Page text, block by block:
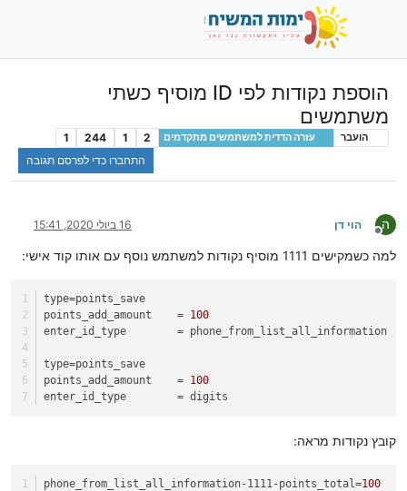
הוספת נקודות לפי ID מוסיף כשתי
משתמשים
הועבר עזרה הדדית למשתמשים מתקדמים 2
1
244
1
התחברו כדי לפרסם תגובה
ה
מנותק
הוי דן 16 ביולי 2020, 15:41
למה כשמקישים 1111 מוסיף נקודות למשתמש נוסף עם אותו קוד אישי:
type=points_save
points_add_amount
    =
100
enter_id_type
        = phone_from_list_all_information
type=points_save
points_add_amount
    =
100
enter_id_type
        = digits
קובץ נקודות מראה:
phone_from_list_all_information-1111-points_total=100